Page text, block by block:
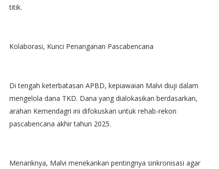
titik.
Kolaborasi, Kunci Penanganan Pascabencana
Di tengah keterbatasan APBD, kepiawaian Malvi diuji dalam
mengelola dana TKD. Dana yang dialokasikan berdasarkan,
arahan Kemendagri ini difokuskan untuk rehab-rekon
pascabencana akhir tahun 2025.
Menariknya, Malvi menekankan pentingnya sinkronisasi agar